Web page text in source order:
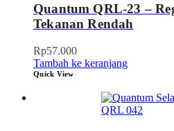
Quantum QRL-23 –
Tekanan Rendah
Rp57.000
Tambah ke keranjang
Quick View